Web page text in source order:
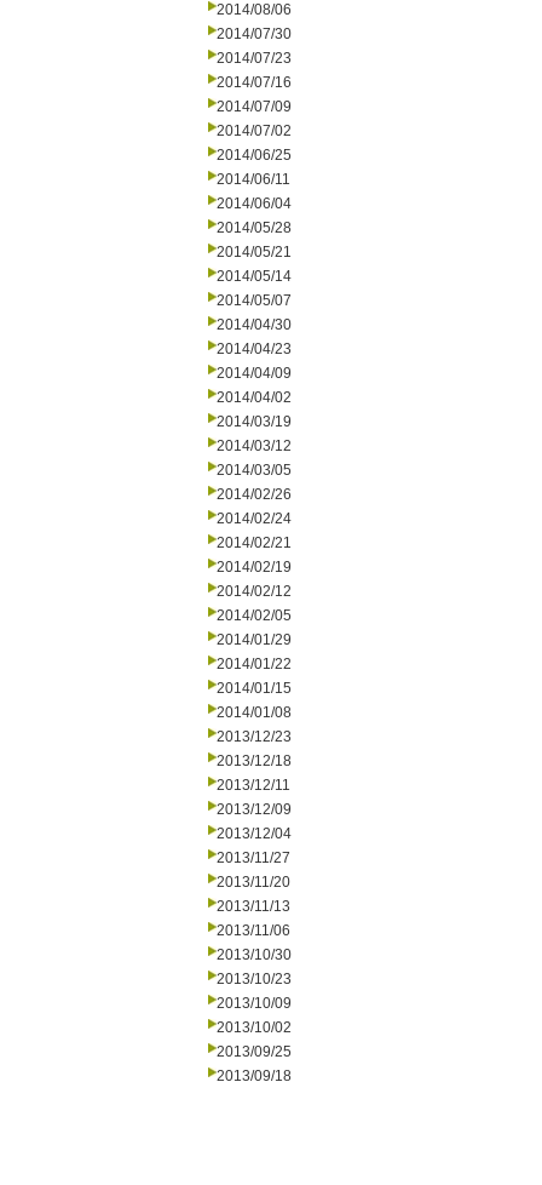
2014/08/06
2014/07/30
2014/07/23
2014/07/16
2014/07/09
2014/07/02
2014/06/25
2014/06/11
2014/06/04
2014/05/28
2014/05/21
2014/05/14
2014/05/07
2014/04/30
2014/04/23
2014/04/09
2014/04/02
2014/03/19
2014/03/12
2014/03/05
2014/02/26
2014/02/24
2014/02/21
2014/02/19
2014/02/12
2014/02/05
2014/01/29
2014/01/22
2014/01/15
2014/01/08
2013/12/23
2013/12/18
2013/12/11
2013/12/09
2013/12/04
2013/11/27
2013/11/20
2013/11/13
2013/11/06
2013/10/30
2013/10/23
2013/10/09
2013/10/02
2013/09/25
2013/09/18